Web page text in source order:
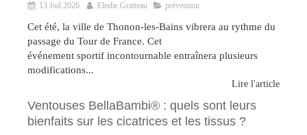
13 Juil 2026 Elodie Gratteau prévention
Cet été, la ville de Thonon-les-Bains vibrera au rythme du
passage du Tour de France. Cet
événement sportif incontournable entraînera plusieurs
modifications...
Lire l'article
Ventouses BellaBambi® : quels sont leurs
bienfaits sur les cicatrices et les tissus ?